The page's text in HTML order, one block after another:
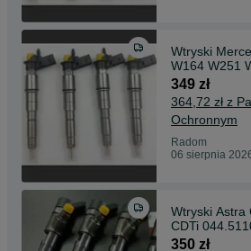
Wtryski
W164 W251
W211 280
349 zł
364,72 zł z
Ochronnym
Radom
06 sierpnia
Wtryski Astra
CDTi
350 zł